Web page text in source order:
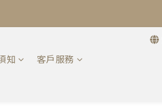
知
客戶服務